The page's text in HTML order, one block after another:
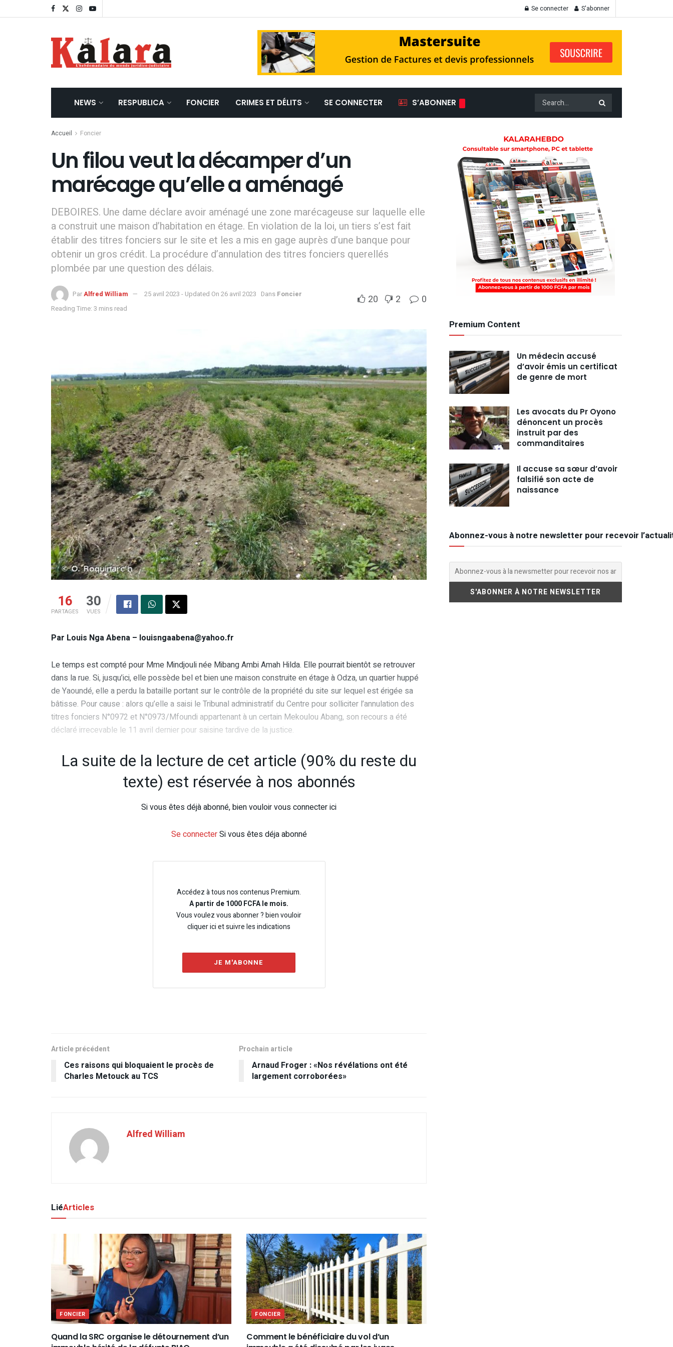
Se connecter S'abonner
NEWS RESPUBLICA FONCIER CRIMES ET DÉLITS SE CONNECTER S’ABONNER
Accueil Foncier
Un filou veut la décamper d’un
marécage qu’elle a aménagé
DEBOIRES. Une dame déclare avoir aménagé une zone marécageuse sur laquelle elle
a construit une maison d’habitation en étage. En violation de la loi, un tiers s’est fait
établir des titres fonciers sur le site et les a mis en gage auprès d’une banque pour
obtenir un gros crédit. La procédure d’annulation des titres fonciers querellés
plombée par une question des délais.
ParAlfred William 25 avril 2023 - Updated On 26 avril 2023 Dans Foncier
Reading Time: 3 mins read
20 2 0
16
PARTAGES
30
VUES
Par Louis Nga Abena – louisngaabena@yahoo.fr
Le temps est compté pour Mme Mindjouli née Mibang Ambi Amah Hilda. Elle pourrait bientôt se retrouver
dans la rue. Si, jusqu’ici, elle possède bel et bien une maison construite en étage à Odza, un quartier huppé
de Yaoundé, elle a perdu la bataille portant sur le contrôle de la propriété du site sur lequel est érigée sa
bâtisse. Pour cause : alors qu’elle a saisi le Tribunal administratif du Centre pour solliciter l’annulation des
titres fonciers N°0972 et N°0973/Mfoundi appartenant à un certain Mekoulou Abang, son recours a été
déclaré irrecevable le 11 avril dernier pour saisine tardive de la justice.
La suite de la lecture de cet article (90% du reste du
texte) est réservée à nos abonnés
Si vous êtes déjà abonné, bien vouloir vous connecter ici
Se connecterSi vous êtes déja abonné
Accédez à tous nos contenus Premium.
A partir de 1000 FCFA le mois.
Vous voulez vous abonner ? bien vouloir
cliquer ici et suivre les indications
JE M'ABONNE
Article précédent
Ces raisons qui bloquaient le procès de
Charles Metouck au TCS
Prochain article
Arnaud Froger : «Nos révélations ont été
largement corroborées»
Alfred William
LiéArticles
FONCIER
Quand la SRC organise le détournement d’un
FONCIER
Comment le bénéficiaire du vol d’un
Premium Content
Un médecin accusé
d’avoir émis un certificat
de genre de mort
Les avocats du Pr Oyono
dénoncent un procès
instruit par des
commanditaires
Il accuse sa sœur d’avoir
falsifié son acte de
naissance
Abonnez-vous à notre newsletter pour recevoir